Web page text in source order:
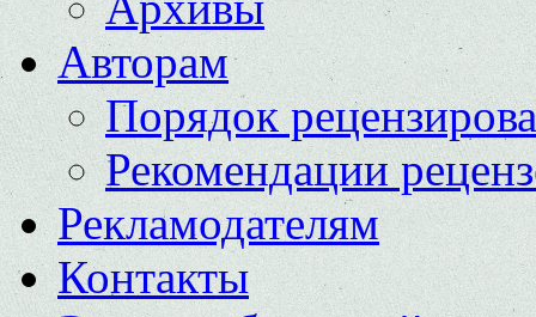
Авторам
Порядок
Рекомендации
Рекламодателям
Контакты